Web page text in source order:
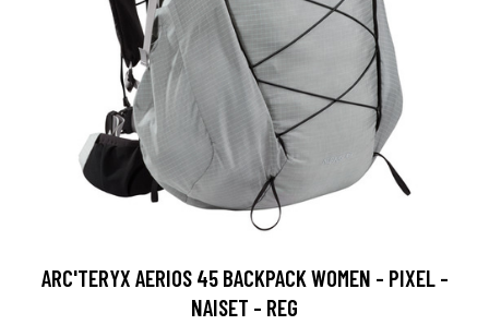
ARC'TERYX AERIOS 45 BACKPACK WOMEN - PIXEL -
NAISET - REG